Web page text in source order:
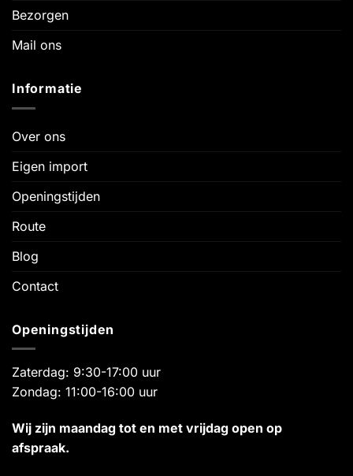
Bezorgen
Mail ons
Informatie
Over ons
Eigen import
Openingstijden
Route
Blog
Contact
Openingstijden
Zaterdag: 9:30-17:00 uur
Zondag: 11:00-16:00 uur
Wij zijn maandag tot en met vrijdag open op
afspraak.